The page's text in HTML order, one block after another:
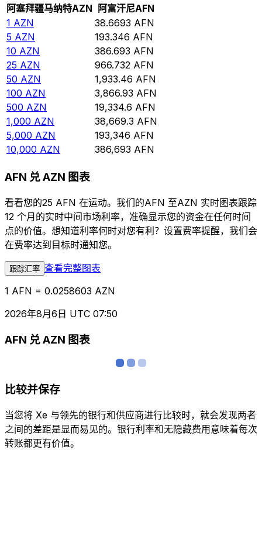
阿塞拜疆马纳特AZN 阿富汗尼AFN
1 AZN 38.6693 AFN
5 AZN 193.346 AFN
10 AZN 386.693 AFN
25 AZN 966.732 AFN
50 AZN 1,933.46 AFN
100 AZN 3,866.93 AFN
500 AZN 19,334.6 AFN
1,000 AZN 38,669.3 AFN
5,000 AZN 193,346 AFN
10,000 AZN 386,693 AFN
AFN 兑 AZN 图表
看看您的25 AFN 在运动。我们的AFN 至AZN 实时图表跟踪
12 个月的实时中间市场利率，准确显示您的资金在任何时间
点的价值。想知道利率何时对您有利？设置费率提醒，我们会
在费率达到目标时通知您。
跟踪汇率 查看完整图表
1 AFN = 0.0258603 AZN
2026年8月6日 UTC 07:50
AFN 兑 AZN 图表
比较并保存
当您将 Xe 与领先的银行和供应商进行比较时，就会发现两者
之间的差距是显而易见的。银行利率和无隐藏费用意味着每次
转账都更有价值。